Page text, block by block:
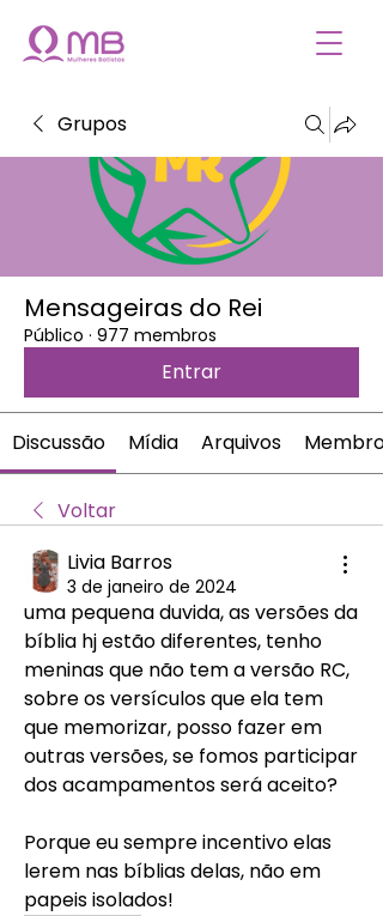
Grupos
Mensageiras do Rei
Público · 977 membros
Entrar
Discussão Mídia Arquivos Membros
Voltar
Livia Barros
3 de janeiro de 2024
uma pequena duvida, as versões da
bíblia hj estão diferentes, tenho
meninas que não tem a versão RC,
sobre os versículos que ela tem
que memorizar, posso fazer em
outras versões, se fomos participar
dos acampamentos será aceito?
Porque eu sempre incentivo elas
lerem nas bíblias delas, não em
papeis isolados!